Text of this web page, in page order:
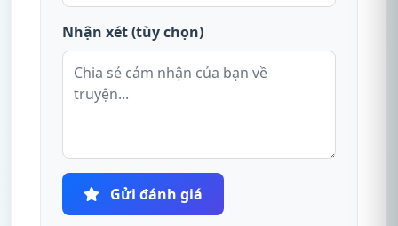
Nhận xét (tùy chọn)
Gửi đánh giá